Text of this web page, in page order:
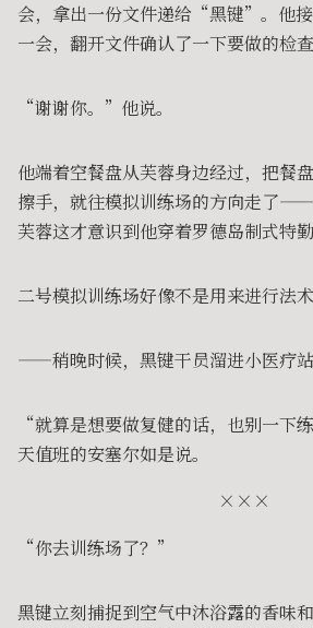
会，拿出一份文件递给“黑键”。他
一会，翻开文件确认了一下要做的检查
“谢谢你。”他说。
他端着空餐盘从芙蓉身边经过，把餐
擦手，就往模拟训练场的方向走了——
芙蓉这才意识到他穿着罗德岛制式特勤
二号模拟训练场好像不是用来进行法
——稍晚时候，黑键干员溜进小医疗站
“就算是想要做复健的话，也别一
天值班的安塞尔如是说。
×××
“你去训练场了？”
黑键立刻捕捉到空气中沐浴露的香味